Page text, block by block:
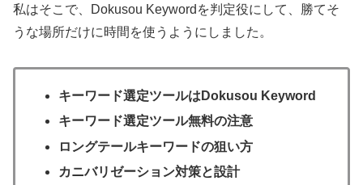
私はそこで、Dokusou Keywordを判定役にして、勝てそ
うな場所だけに時間を使うようにしました。
キーワード選定ツールはDokusou Keyword
キーワード選定ツール無料の注意
ロングテールキーワードの狙い方
カニバリゼーション対策と設計